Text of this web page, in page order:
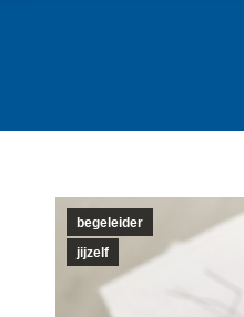
begeleider
jijzelf